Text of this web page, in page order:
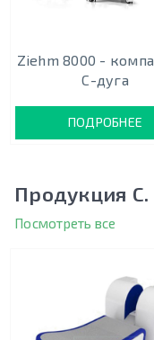
Ziehm 8000 -
С-дуга
ПОДРОБНЕЕ
Продукция С.
Посмотреть все